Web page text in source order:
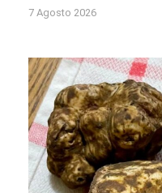
7 Agosto 2026